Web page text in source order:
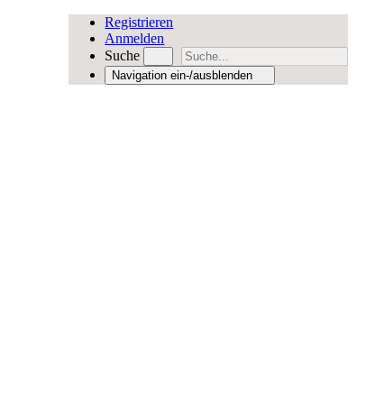
Registrieren
Anmelden
Suche
Navigation ein-/ausblenden